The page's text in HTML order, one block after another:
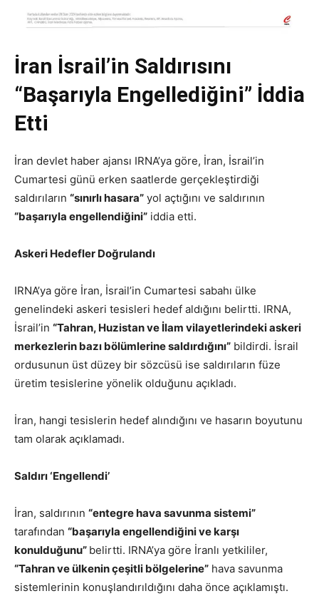
İran İsrail’in Saldırısını
“Başarıyla Engellediğini” İddia
Etti
İran devlet haber ajansı IRNA’ya göre, İran, İsrail’in
Cumartesi günü erken saatlerde gerçekleştirdiği
saldırıların “sınırlı hasara” yol açtığını ve saldırının
“başarıyla engellendiğini” iddia etti.
Askeri Hedefler Doğrulandı
IRNA’ya göre İran, İsrail’in Cumartesi sabahı ülke
genelindeki askeri tesisleri hedef aldığını belirtti. IRNA,
İsrail’in “Tahran, Huzistan ve İlam vilayetlerindeki askeri
merkezlerin bazı bölümlerine saldırdığını” bildirdi. İsrail
ordusunun üst düzey bir sözcüsü ise saldırıların füze
üretim tesislerine yönelik olduğunu açıkladı.
İran, hangi tesislerin hedef alındığını ve hasarın boyutunu
tam olarak açıklamadı.
Saldırı ‘Engellendi’
İran, saldırının “entegre hava savunma sistemi”
tarafından “başarıyla engellendiğini ve karşı
konulduğunu” belirtti. IRNA’ya göre İranlı yetkililer,
“Tahran ve ülkenin çeşitli bölgelerine” hava savunma
sistemlerinin konuşlandırıldığını daha önce açıklamıştı.